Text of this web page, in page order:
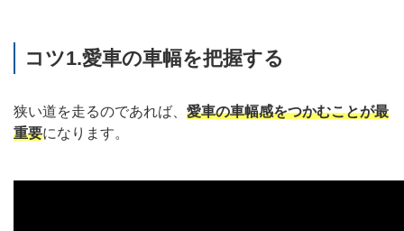
コツ1.愛車の車幅を把握する
狭い道を走るのであれば、 愛車の車幅感をつかむことが最
重要になります。